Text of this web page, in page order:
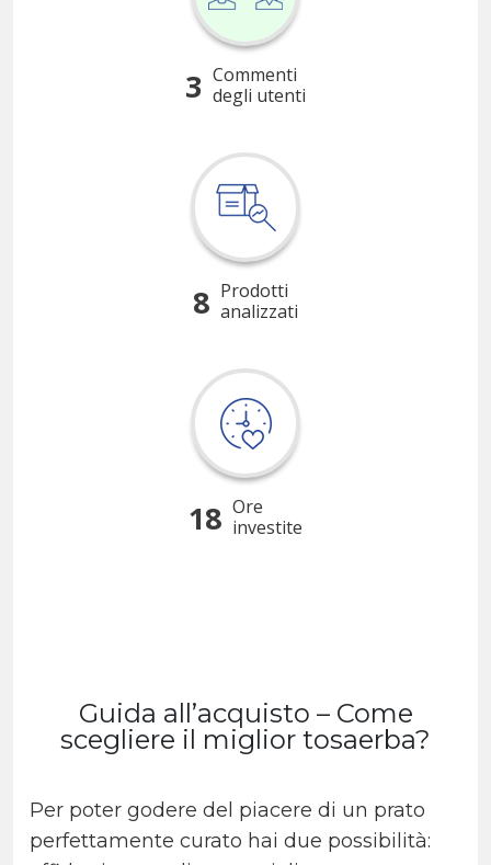
3 Commenti
degli utenti
8 Prodotti
analizzati
18 Ore
investite
Guida all’acquisto – Come
scegliere il miglior tosaerba?
Per poter godere del piacere di un prato
perfettamente curato hai due possibilità: